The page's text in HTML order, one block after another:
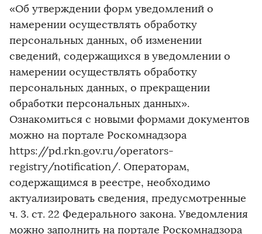
«Об утверждении форм уведомлений о
намерении осуществлять обработку
персональных данных, об изменении
сведений, содержащихся в уведомлении о
намерении осуществлять обработку
персональных данных, о прекращении
обработки персональных данных».
Ознакомиться с новыми формами документов
можно на портале Роскомнадзора
https://pd.rkn.gov.ru/operators-
registry/notification/. Операторам,
содержащимся в реестре, необходимо
актуализировать сведения, предусмотренные
ч. 3. ст. 22 Федерального закона. Уведомления
можно заполнить на портале Роскомнадзора